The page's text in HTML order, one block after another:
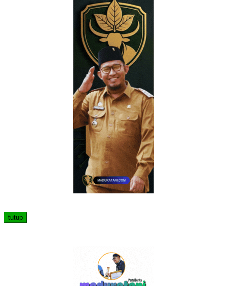
tutup